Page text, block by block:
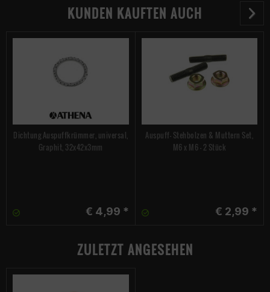
KUNDEN KAUFTEN AUCH
Dichtung Auspuffkrümmer, universal,
Graphit, 32x42x3mm
€ 4,99 *
Auspuff- Stehbolzen & Muttern Set,
M6 x M6 - 2 Stück
€ 2,99 *
ZULETZT ANGESEHEN